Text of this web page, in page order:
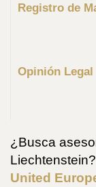
Registro de
Opinión Legal
¿Busca
United